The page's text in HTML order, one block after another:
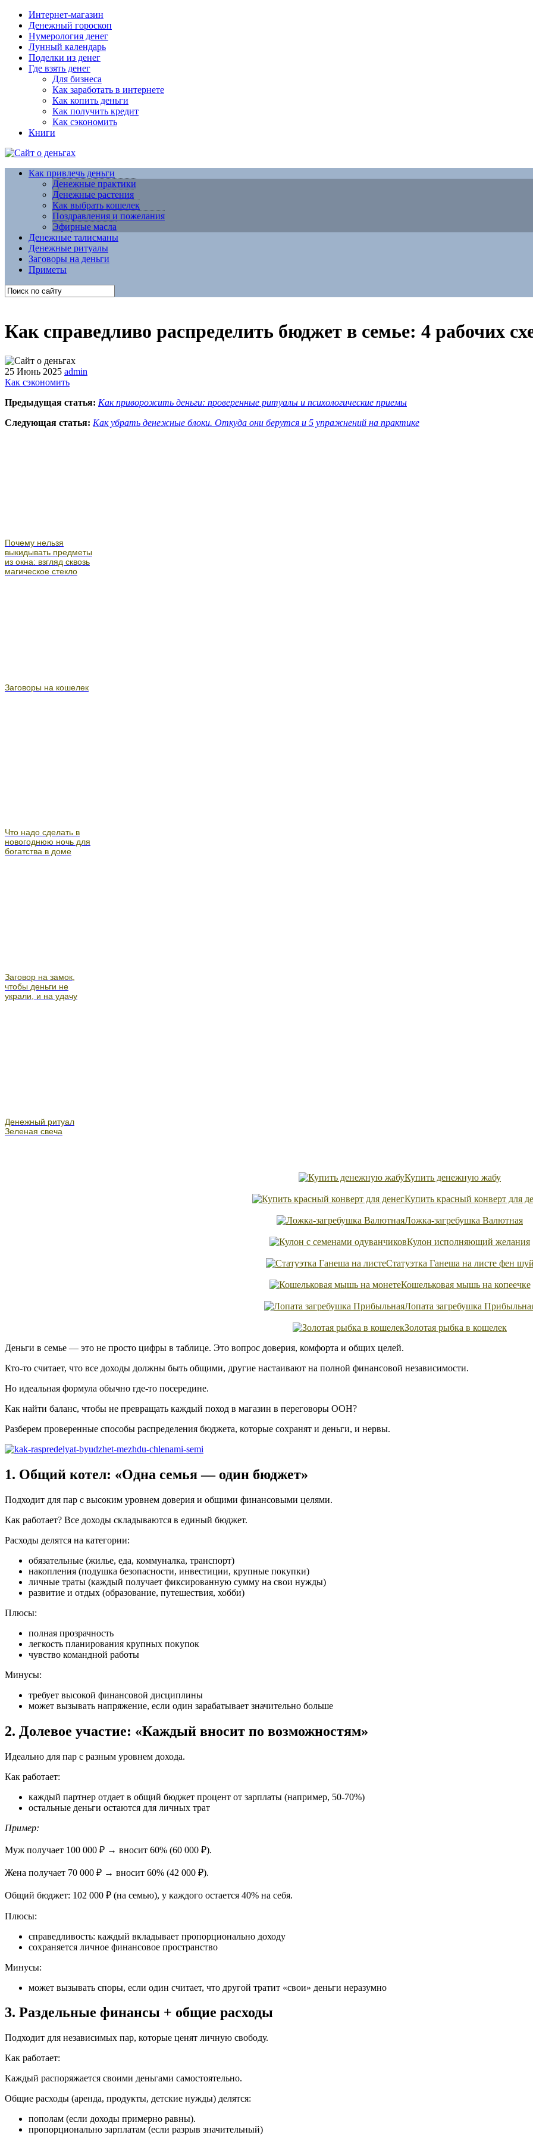
Интернет-магазин
Денежный гороскоп
Нумерология денег
Лунный календарь
Поделки из денег
Где взять денег
Для бизнеса
Как заработать в интернете
Как копить деньги
Как получить кредит
Как сэкономить
Книги
Как привлечь деньги
Денежные практики
Денежные растения
Как выбрать кошелек
Поздравления и пожелания
Эфирные масла
Денежные талисманы
Денежные ритуалы
Заговоры на деньги
Приметы
Как справедливо распределить бюджет в семье: 4 рабочих
25 Июнь 2025 admin
Как сэкономить
Предыдущая статья: Как приворожить деньги: проверенные ритуалы и психологические приемы
Следующая статья: Как убрать денежные блоки. Откуда они берутся и 5 упражнений на практике
Почему нельзя
выкидывать предметы
из окна: взгляд сквозь
магическое стекло
Заговоры на кошелек
Что надо сделать в
новогоднюю ночь для
богатства в доме
Заговор на замок,
чтобы деньги не
украли, и на удачу
Денежный ритуал
Зеленая свеча
Купить денежную жабу
Купить красный конверт для
Ложка-загребушка Валютная
Кулон исполняющий желания
Статуэтка Ганеша на листе фен шуй
Кошельковая мышь на копеечке
Лопата загребушка
Золотая рыбка в кошелек
Деньги в семье — это не просто цифры в таблице. Это вопрос доверия, комфорта и общих целей.
Кто-то считает, что все доходы должны быть общими, другие настаивают на полной финансовой независимости.
Но идеальная формула обычно где-то посередине.
Как найти баланс, чтобы не превращать каждый поход в магазин в переговоры ООН?
Разберем проверенные способы распределения бюджета, которые сохранят и деньги, и нервы.
1. Общий котел: «Одна семья — один бюджет»
Подходит для пар с высоким уровнем доверия и общими финансовыми целями.
Как работает? Все доходы складываются в единый бюджет.
Расходы делятся на категории:
обязательные (жилье, еда, коммуналка, транспорт)
накопления (подушка безопасности, инвестиции, крупные покупки)
личные траты (каждый получает фиксированную сумму на свои нужды)
развитие и отдых (образование, путешествия, хобби)
Плюсы:
полная прозрачность
легкость планирования крупных покупок
чувство командной работы
Минусы:
требует высокой финансовой дисциплины
может вызывать напряжение, если один зарабатывает значительно больше
2. Долевое участие: «Каждый вносит по возможностям»
Идеально для пар с разным уровнем дохода.
Как работает:
каждый партнер отдает в общий бюджет процент от зарплаты (например, 50-70%)
остальные деньги остаются для личных трат
Пример:
Муж получает 100 000 ₽ → вносит 60% (60 000 ₽).
Жена получает 70 000 ₽ → вносит 60% (42 000 ₽).
Общий бюджет: 102 000 ₽ (на семью), у каждого остается 40% на себя.
Плюсы:
справедливость: каждый вкладывает пропорционально доходу
сохраняется личное финансовое пространство
Минусы:
может вызывать споры, если один считает, что другой тратит «свои» деньги неразумно
3. Раздельные финансы + общие расходы
Подходит для независимых пар, которые ценят личную свободу.
Как работает:
Каждый распоряжается своими деньгами самостоятельно.
Общие расходы (аренда, продукты, детские нужды) делятся:
пополам (если доходы примерно равны).
пропорционально зарплатам (если разрыв значительный)